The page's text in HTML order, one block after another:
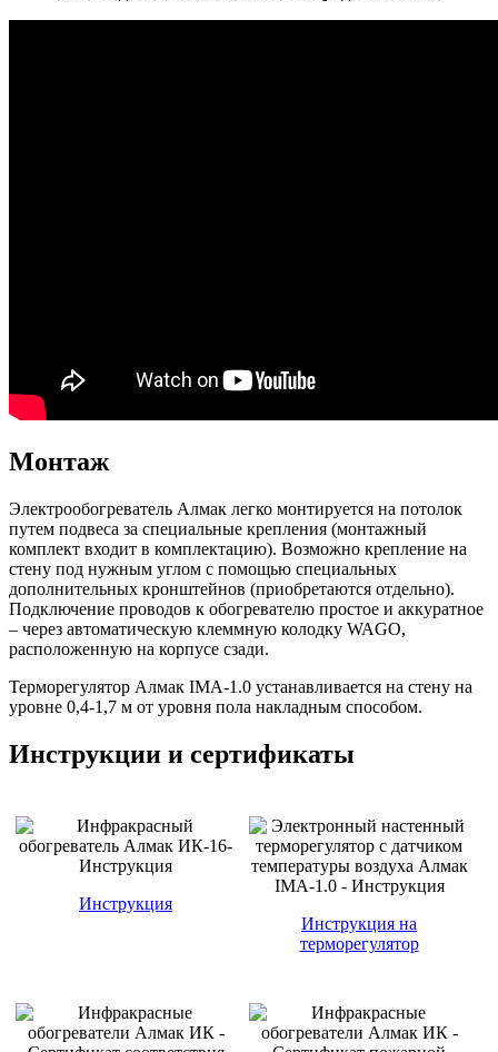
Монтаж
Электрообогреватель Алмак легко монтируется на потолок
путем подвеса за специальные крепления (монтажный
комплект входит в комплектацию). Возможно крепление на
стену под нужным углом с помощью специальных
дополнительных кронштейнов (приобретаются отдельно).
Подключение проводов к обогревателю простое и аккуратное
– через автоматическую клеммную колодку WAGO,
расположенную на корпусе сзади.
Терморегулятор Алмак IMA-1.0 устанавливается на стену на
уровне 0,4-1,7 м от уровня пола накладным способом.
Инструкции и сертификаты
Инструкция
Инструкция на
терморегулятор